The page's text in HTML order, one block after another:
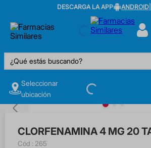
DESCARGA LA APP ANDROID
¿Qué estás buscando?
Seleccionar
ubicación
CLORFENAMINA 4 MG 20
: 265